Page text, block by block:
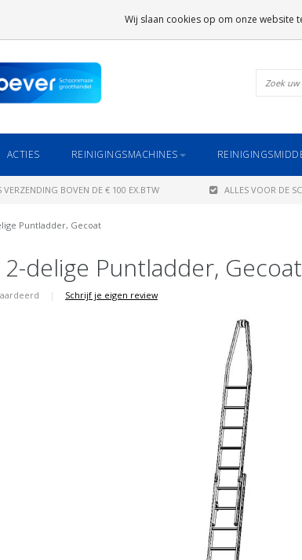
ACTIES REINIGINGSMACHINES
VERZENDING BOVEN DE € 100 EX.BTW ALLES VOOR DE
Puntladder, Gecoat
2-delige Puntladder, Gecoat
| Schrijf je eigen review
Wij slaan cookies op om onze website